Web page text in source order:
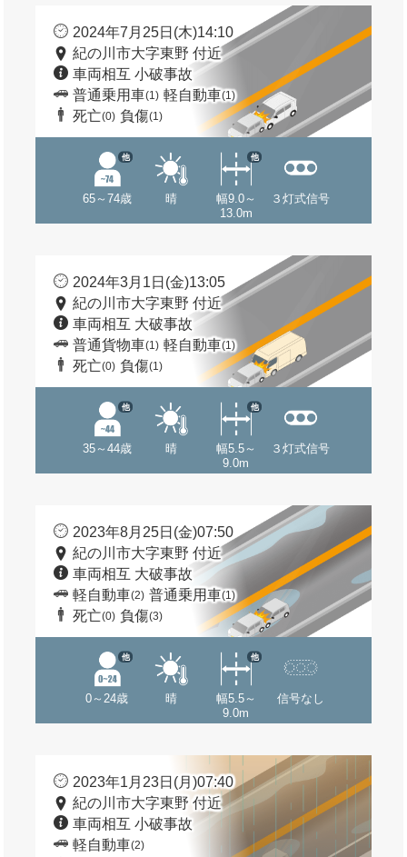
2024年7月25日(木)14:10
紀の川市大字東野 付近
車両相互 小破事故
普通乗用車(1) 軽自動車(1)
死亡(0) 負傷(1)
65～74歳
他
晴
幅9.0～
13.0m
他
３灯式信号
2024年3月1日(金)13:05
紀の川市大字東野 付近
車両相互 大破事故
普通貨物車(1) 軽自動車(1)
死亡(0) 負傷(1)
35～44歳
他
晴
幅5.5～
9.0m
他
３灯式信号
2023年8月25日(金)07:50
紀の川市大字東野 付近
車両相互 大破事故
軽自動車(2) 普通乗用車(1)
死亡(0) 負傷(3)
0～24歳
他
晴
幅5.5～
9.0m
他
信号なし
2023年1月23日(月)07:40
紀の川市大字東野 付近
車両相互 小破事故
軽自動車(2)